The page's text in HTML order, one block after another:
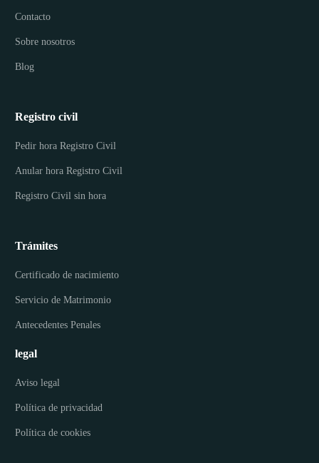
Contacto
Sobre nosotros
Blog
Registro civil
Pedir hora Registro Civil
Anular hora Registro Civil
Registro Civil sin hora
Trámites
Certificado de nacimiento
Servicio de Matrimonio
Antecedentes Penales
legal
Aviso legal
Política de privacidad
Política de cookies